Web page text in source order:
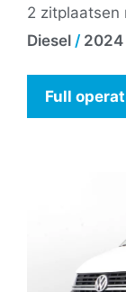
Diesel / 2024
Full